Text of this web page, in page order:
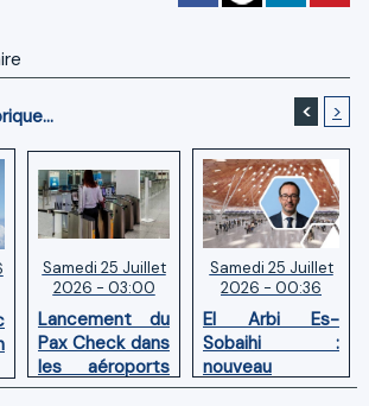
< >
Samedi 25 Juillet
2026 - 03:00
Lancement du
Pax Check dans
les aéroports
du Maroc
Samedi 25 Juillet
2026 - 00:36
El Arbi Es-
Sobaihi :
nouveau
directeur à la